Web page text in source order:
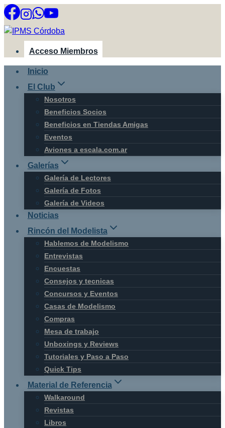
Saltar
al
contenido
Acceso Miembros
Inicio
El Club
Nosotros
Beneficios Socios
Beneficios en Tiendas Amigas
Eventos
Aviones a escala.com.ar
Galerías
Galería de Lectores
Galería de Fotos
Galería de Videos
Noticias
Rincón del Modelista
Hablemos de Modelismo
Entrevistas
Encuestas
Consejos y tecnicas
Concursos y Eventos
Casas de Modelismo
Compras
Mesa de trabajo
Unboxings y Reviews
Tutoriales y Paso a Paso
Quick Tips
Material de Referencia
Walkaround
Revistas
Libros